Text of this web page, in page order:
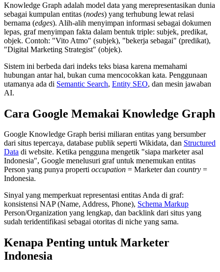
Knowledge Graph adalah model data yang merepresentasikan dunia
sebagai kumpulan entitas (nodes) yang terhubung lewat relasi
bernama (edges). Alih-alih menyimpan informasi sebagai dokumen
lepas, graf menyimpan fakta dalam bentuk triple: subjek, predikat,
objek. Contoh: "Vito Atmo" (subjek), "bekerja sebagai" (predikat),
"Digital Marketing Strategist" (objek).
Sistem ini berbeda dari indeks teks biasa karena memahami
hubungan antar hal, bukan cuma mencocokkan kata. Penggunaan
utamanya ada di Semantic Search, Entity SEO, dan mesin jawaban
AI.
Cara Google Memakai Knowledge Graph
Google Knowledge Graph berisi miliaran entitas yang bersumber
dari situs tepercaya, database publik seperti Wikidata, dan Structured
Data di website. Ketika pengguna mengetik "siapa marketer asal
Indonesia", Google menelusuri graf untuk menemukan entitas
Person yang punya properti occupation = Marketer dan country =
Indonesia.
Sinyal yang memperkuat representasi entitas Anda di graf:
konsistensi NAP (Name, Address, Phone), Schema Markup
Person/Organization yang lengkap, dan backlink dari situs yang
sudah teridentifikasi sebagai otoritas di niche yang sama.
Kenapa Penting untuk Marketer
Indonesia